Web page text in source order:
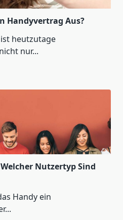
Handyvertrag Aus?
heutzutage
nur...
Nutzertyp Sind
Handy ein